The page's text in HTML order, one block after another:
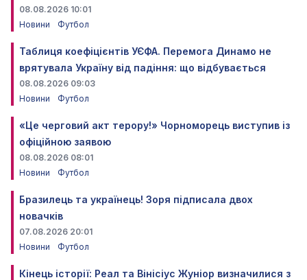
08.08.2026 10:01
Новини
Футбол
Таблиця коефіцієнтів УЄФА. Перемога Динамо не
врятувала Україну від падіння: що відбувається
08.08.2026 09:03
Новини
Футбол
«Це черговий акт терору!» Чорноморець виступив із
офіційною заявою
08.08.2026 08:01
Новини
Футбол
Бразилець та українець! Зоря підписала двох
новачків
07.08.2026 20:01
Новини
Футбол
Кінець історії: Реал та Вінісіус Жуніор визначилися з